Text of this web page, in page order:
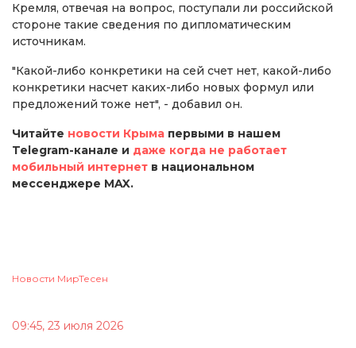
Кремля, отвечая на вопрос, поступали ли российской
стороне такие сведения по дипломатическим
источникам.
"Какой-либо конкретики на сей счет нет, какой-либо
конкретики насчет каких-либо новых формул или
предложений тоже нет", - добавил он.
Читайте новости Крыма первыми в нашем
Telegram-канале и даже когда не работает
мобильный интернет в национальном
мессенджере MAX.
Новости МирТесен
09:45, 23 июля 2026